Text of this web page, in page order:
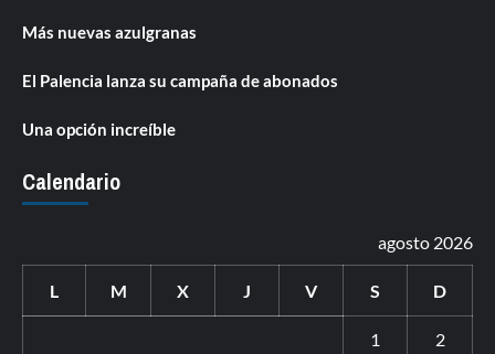
Más nuevas azulgranas
El Palencia lanza su campaña de abonados
Una opción increíble
Calendario
agosto 2026
L M X J V S D
1 2